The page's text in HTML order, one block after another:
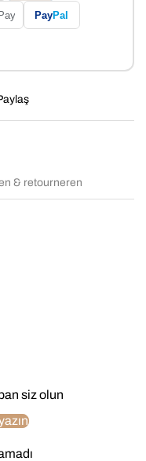
Pay PayPal
& retourneren
siz olun